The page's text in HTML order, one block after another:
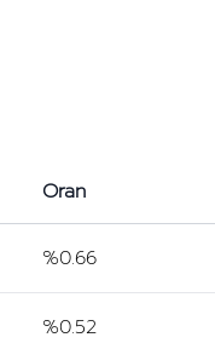
Oran
%0.66
%0.52